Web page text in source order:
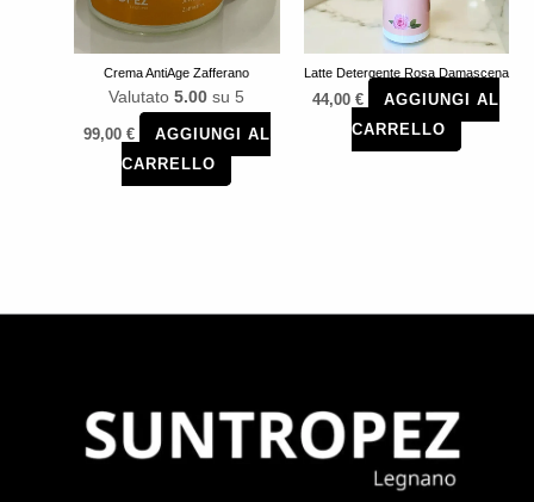
Crema AntiAge Zafferano
Valutato5.00 su 5
99,00 €
AGGIUNGI AL
CARRELLO
Latte Detergente Rosa Damascena
44,00€
AGGIUNGI AL
CARRELLO